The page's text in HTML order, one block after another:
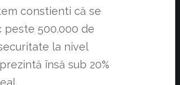
constienti că se
peste 500.000 de
la nivel
însă sub 20%